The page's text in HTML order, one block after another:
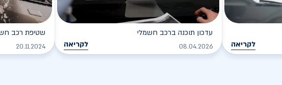
לקריאה
עדכון תוכנה ברכב חשמלי
08.04.2026 לקריאה
שטיפת רכב
20.11.2024